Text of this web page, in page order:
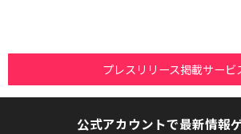
プレスリリース掲載サービ
公式アカウントで最新情報